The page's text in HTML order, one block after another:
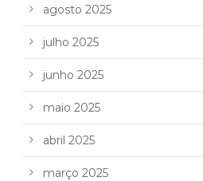
agosto 2025
julho 2025
junho 2025
maio 2025
abril 2025
março 2025